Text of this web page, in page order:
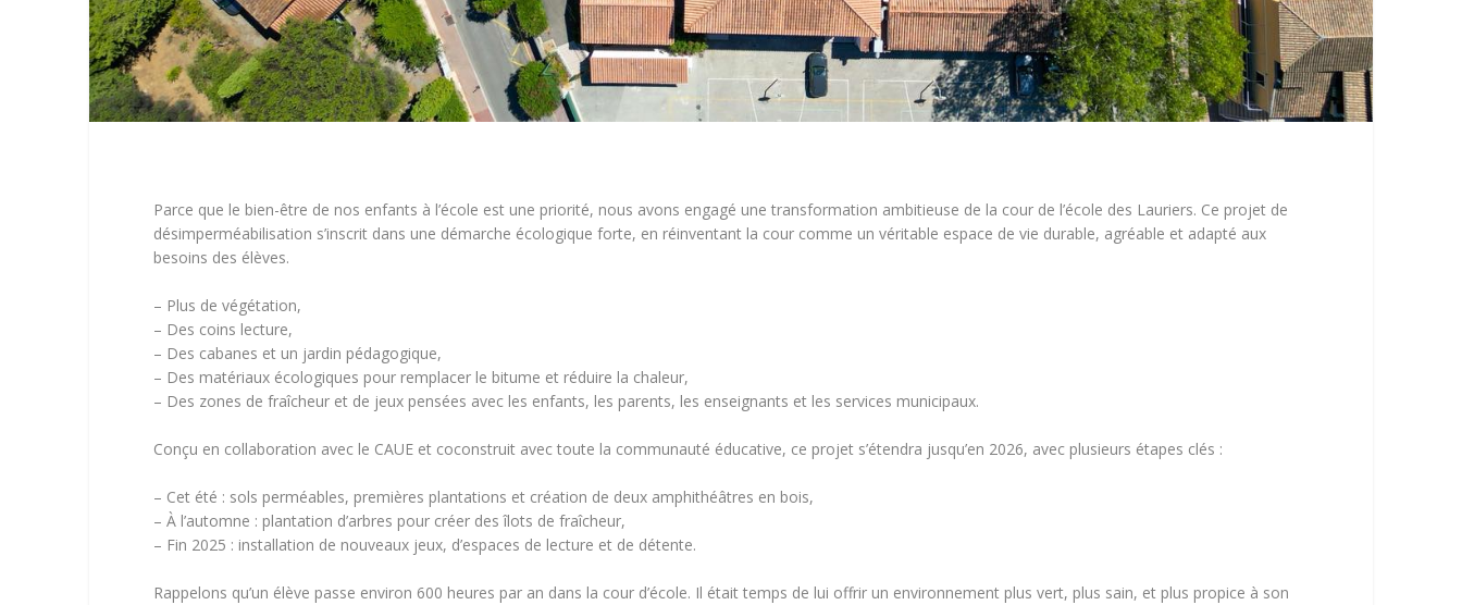
Parce que le bien-être de nos enfants à l’école est une priorité, nous avons engagé une transformation ambitieuse de la cour de l’école des Lauriers. Ce projet de
désimperméabilisation s’inscrit dans une démarche écologique forte, en réinventant la cour comme un véritable espace de vie durable, agréable et adapté aux
besoins des élèves.
– Plus de végétation,
– Des coins lecture,
– Des cabanes et un jardin pédagogique,
– Des matériaux écologiques pour remplacer le bitume et réduire la chaleur,
– Des zones de fraîcheur et de jeux pensées avec les enfants, les parents, les enseignants et les services municipaux.
Conçu en collaboration avec le CAUE et coconstruit avec toute la communauté éducative, ce projet s’étendra jusqu’en 2026, avec plusieurs étapes clés :
– Cet été : sols perméables, premières plantations et création de deux amphithéâtres en bois,
– À l’automne : plantation d’arbres pour créer des îlots de fraîcheur,
– Fin 2025 : installation de nouveaux jeux, d’espaces de lecture et de détente.
Rappelons qu’un élève passe environ 600 heures par an dans la cour d’école. Il était temps de lui offrir un environnement plus vert, plus sain, et plus propice à son